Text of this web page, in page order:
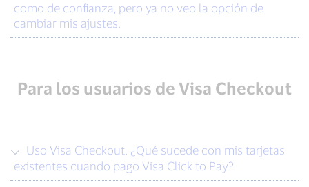
como de confianza, pero ya no veo la opción de
cambiar mis ajustes.
Para los usuarios de Visa Checkout
existentes cuando pago Visa Click to Pay?